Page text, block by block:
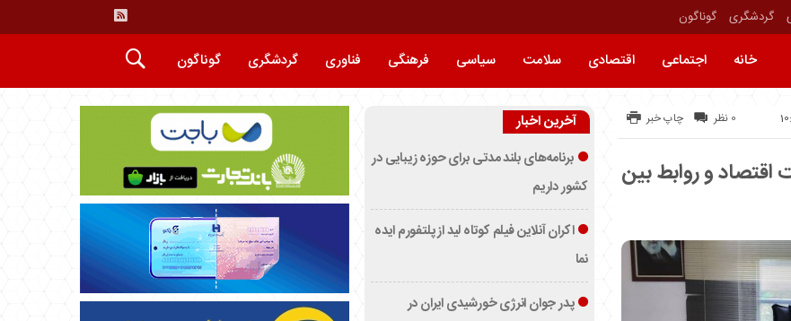
گردشگری گوناگون
خانه اجتماعی اقتصادی سلامت سیاسی فرهنگی فناوری گردشگری گوناگون
چاپ خبر 0 نظر
و روابط بین
آخرین اخبار
برنامه‌های بلند مدتی برای حوزه زیبایی در
کشور داریم
اکران آنلاین فیلم کوتاه لید از پلتفورم ایده
نما
پدر جوان انرژی خورشیدی ایران در